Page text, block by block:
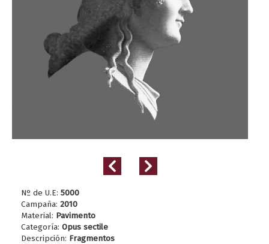
Nº de U.E: 5000
Campaña: 2010
Material: Pavimento
Categoría: Opus sectile
Descripción: Fragmentos